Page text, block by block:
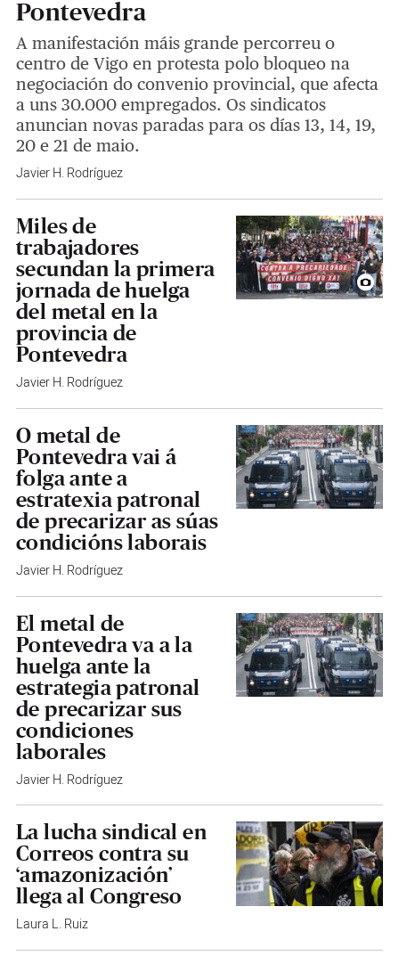
Pontevedra
A manifestación máis grande percorreu o
centro de Vigo en protesta polo bloqueo na
negociación do convenio provincial, que afecta
a uns 30.000 empregados. Os sindicatos
anuncian novas paradas para os días 13, 14, 19,
20 e 21 de maio.
Javier H. Rodríguez
Miles de
trabajadores
secundan la primera
jornada de huelga
del metal en la
provincia de
Pontevedra
Javier H. Rodríguez
O metal de
Pontevedra vai á
folga ante a
estratexia patronal
de precarizar as súas
condicións laborais
Javier H. Rodríguez
El metal de
Pontevedra va a la
huelga ante la
estrategia patronal
de precarizar sus
condiciones
laborales
Javier H. Rodríguez
La lucha sindical en
Correos contra su
‘amazonización’
llega al Congreso
Laura L. Ruiz